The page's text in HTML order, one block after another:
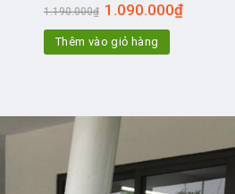
1.190.000₫ 1.090.000₫
Thêm vào giỏ hàng